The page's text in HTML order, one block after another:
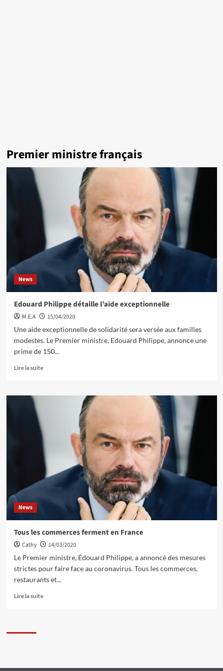
Premier ministre français
News
Edouard Philippe détaille l’aide exceptionnelle
M.E.A
15/04/2020
Une aide exceptionnelle de solidarité sera versée aux familles
modestes. Le Premier ministre, Edouard Philippe, annonce une
prime de 150...
Lire la suite
News
Tous les commerces ferment en France
Cathy
14/03/2020
Le Premier ministre, Édouard Philippe, a annoncé des mesures
strictes pour faire face au coronavirus. Tous les commerces,
restaurants et...
Lire la suite